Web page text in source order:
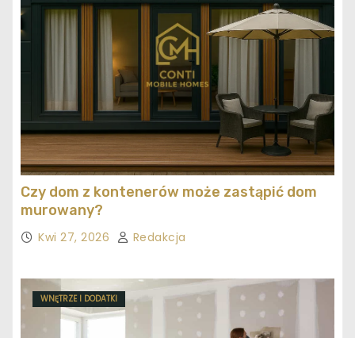
Czy dom z kontenerów może zastąpić dom
murowany?
Kwi 27, 2026 Redakcja
WNĘTRZE I DODATKI